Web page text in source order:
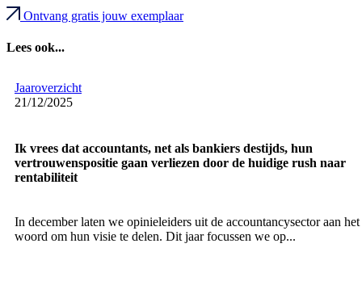
Ontvang gratis jouw exemplaar
Lees ook...
Jaaroverzicht
21/12/2025
Ik vrees dat accountants, net als bankiers destijds, hun
vertrouwenspositie gaan verliezen door de huidige rush naar
rentabiliteit
In december laten we opinieleiders uit de accountancysector aan het
woord om hun visie te delen. Dit jaar focussen we op...